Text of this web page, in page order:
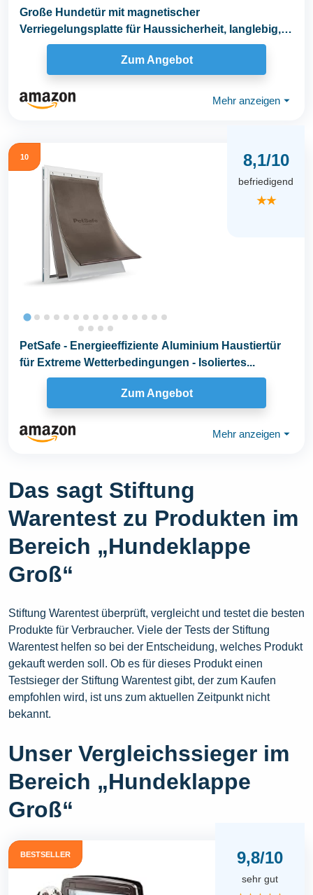
Große Hundetür mit magnetischer
Verriegelungsplatte für Haussicherheit, langlebig,
wetterfest...
Zum Angebot
Mehr anzeigen ⏷
10 8,1/10
befriedigend
★★
PetSafe - Energieeffiziente Aluminium Haustiertür
für Extreme Wetterbedingungen - Isoliertes...
Zum Angebot
Mehr anzeigen ⏷
Das sagt Stiftung
Warentest zu Produkten im
Bereich „Hundeklappe
Groß“
Stiftung Warentest überprüft, vergleicht und testet die besten
Produkte für Verbraucher. Viele der Tests der Stiftung
Warentest helfen so bei der Entscheidung, welches Produkt
gekauft werden soll. Ob es für dieses Produkt einen
Testsieger der Stiftung Warentest gibt, der zum Kaufen
empfohlen wird, ist uns zum aktuellen Zeitpunkt nicht
bekannt.
Unser Vergleichssieger im
Bereich „Hundeklappe
Groß“
BESTSELLER 9,8/10
sehr gut